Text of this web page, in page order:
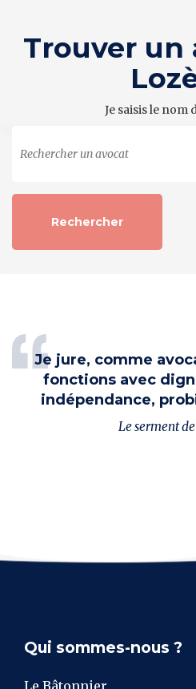
Trouver un
Je saisis le nom
Je jure, comme
fonctions avec
indépendance,
Le serment
Qui sommes-nous ?